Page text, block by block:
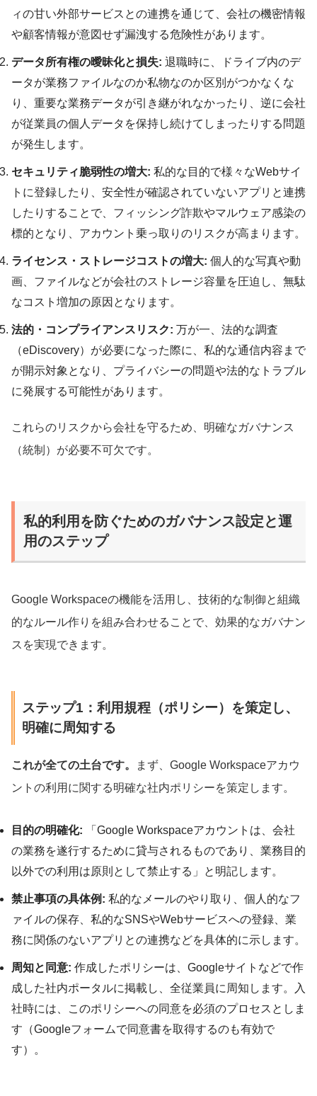
ィの甘い外部サービスとの連携を通じて、会社の機密情報
や顧客情報が意図せず漏洩する危険性があります。
データ所有権の曖昧化と損失: 退職時に、ドライブ内のデ
ータが業務ファイルなのか私物なのか区別がつかなくな
り、重要な業務データが引き継がれなかったり、逆に会社
が従業員の個人データを保持し続けてしまったりする問題
が発生します。
セキュリティ脆弱性の増大: 私的な目的で様々なWebサイ
トに登録したり、安全性が確認されていないアプリと連携
したりすることで、フィッシング詐欺やマルウェア感染の
標的となり、アカウント乗っ取りのリスクが高まります。
ライセンス・ストレージコストの増大: 個人的な写真や動
画、ファイルなどが会社のストレージ容量を圧迫し、無駄
なコスト増加の原因となります。
法的・コンプライアンスリスク: 万が一、法的な調査
（eDiscovery）が必要になった際に、私的な通信内容まで
が開示対象となり、プライバシーの問題や法的なトラブル
に発展する可能性があります。
これらのリスクから会社を守るため、明確なガバナンス
（統制）が必要不可欠です。
私的利用を防ぐためのガバナンス設定と運
用のステップ
Google Workspaceの機能を活用し、技術的な制御と組織
的なルール作りを組み合わせることで、効果的なガバナン
スを実現できます。
ステップ1：利用規程（ポリシー）を策定し、
明確に周知する
これが全ての土台です。
まず、Google Workspaceアカウ
ントの利用に関する明確な社内ポリシーを策定します。
目的の明確化: 「Google Workspaceアカウントは、会社
の業務を遂行するために貸与されるものであり、業務目的
以外での利用は原則として禁止する」と明記します。
禁止事項の具体例: 私的なメールのやり取り、個人的なフ
ァイルの保存、私的なSNSやWebサービスへの登録、業
務に関係のないアプリとの連携などを具体的に示します。
周知と同意: 作成したポリシーは、Googleサイトなどで作
成した社内ポータルに掲載し、全従業員に周知します。入
社時には、このポリシーへの同意を必須のプロセスとしま
す（Googleフォームで同意書を取得するのも有効で
す）。